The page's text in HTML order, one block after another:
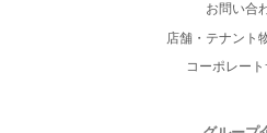
お問い合
店舗・テナント
コーポレート